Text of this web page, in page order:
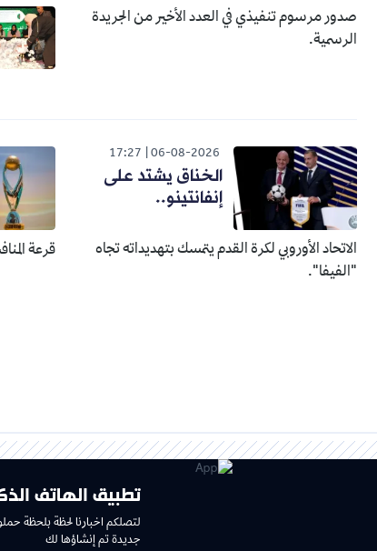
صدور مرسوم تنفيذي في العدد الأخير من الجريدة
الرسمية.
06-08-2026
17:27
الخناق يشتد على
إنفانتينو..
الاتحاد الأوروبي لكرة القدم يتمسك بتهديداته تجاه
"الفيفا".
قرعة
تطبيق الهاتف
لتصلكم اخبارنا لحظة بلحظة
جديدة تم إنشاؤها لك